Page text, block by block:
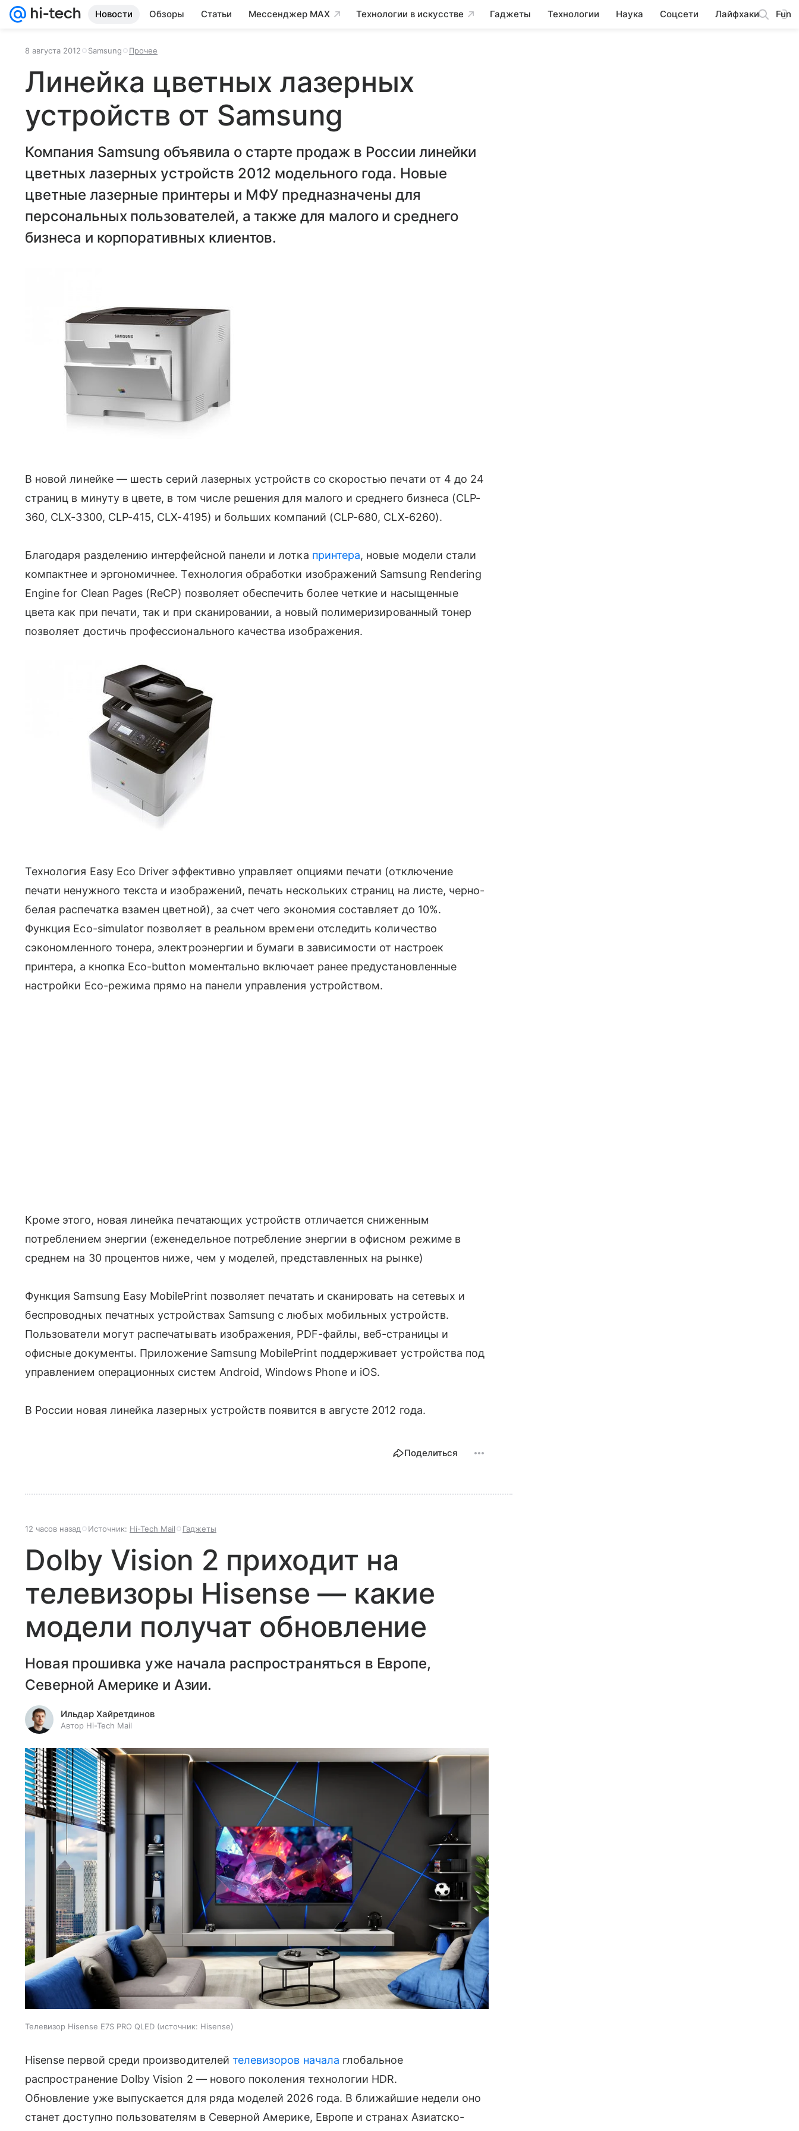
Новости Обзоры Статьи Мессенджер MAX Технологии в искусстве Гаджеты Технологии Наука Соцсети Лайфхаки Fun
8 августа 2012 Samsung Прочее
Линейка цветных лазерных
устройств от Samsung
Компания Samsung объявила о старте продаж в России линейки
цветных лазерных устройств 2012 модельного года. Новые
цветные лазерные принтеры и МФУ предназначены для
персональных пользователей, а также для малого и среднего
бизнеса и корпоративных клиентов.
В новой линейке — шесть серий лазерных устройств со скоростью печати от 4 до 24
страниц в минуту в цвете, в том числе решения для малого и среднего бизнеса (CLP-
360, CLX-3300, CLP-415, CLX-4195) и больших компаний (CLP-680, CLX-6260).
Благодаря разделению интерфейсной панели и лотка принтера, новые модели стали
компактнее и эргономичнее. Технология обработки изображений Samsung Rendering
Engine for Clean Pages (ReCP) позволяет обеспечить более четкие и насыщенные
цвета как при печати, так и при сканировании, а новый полимеризированный тонер
позволяет достичь профессионального качества изображения.
Технология Easy Eco Driver эффективно управляет опциями печати (отключение
печати ненужного текста и изображений, печать нескольких страниц на листе, черно-
белая распечатка взамен цветной), за счет чего экономия составляет до 10%.
Функция Eco-simulator позволяет в реальном времени отследить количество
сэкономленного тонера, электроэнергии и бумаги в зависимости от настроек
принтера, а кнопка Eco-button моментально включает ранее предустановленные
настройки Eco-режима прямо на панели управления устройством.
Кроме этого, новая линейка печатающих устройств отличается сниженным
потреблением энергии (еженедельное потребление энергии в офисном режиме в
среднем на 30 процентов ниже, чем у моделей, представленных на рынке)
Функция Samsung Easy MobilePrint позволяет печатать и сканировать на сетевых и
беспроводных печатных устройствах Samsung с любых мобильных устройств.
Пользователи могут распечатывать изображения, PDF-файлы, веб-страницы и
офисные документы. Приложение Samsung MobilePrint поддерживает устройства под
управлением операционных систем Android, Windows Phone и iOS.
В России новая линейка лазерных устройств появится в августе 2012 года.
Поделиться
12 часов назад Источник: Hi-Tech Mail Гаджеты
Dolby Vision 2 приходит на
телевизоры Hisense — какие
модели получат обновление
Новая прошивка уже начала распространяться в Европе,
Северной Америке и Азии.
Ильдар Хайретдинов
Автор Hi-Tech Mail
Телевизор Hisense E7S PRO QLED источник: Hisense
Hisense первой среди производителей телевизоров начала глобальное
распространение Dolby Vision 2 — нового поколения технологии HDR.
Обновление уже выпускается для ряда моделей 2026 года. В ближайшие недели оно
станет доступно пользователям в Северной Америке, Европе и странах Азиатско-